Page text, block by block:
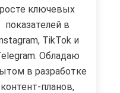
росте ключевых
показателей в
TikTok и
Обладаю
в разработке
контент-планов,